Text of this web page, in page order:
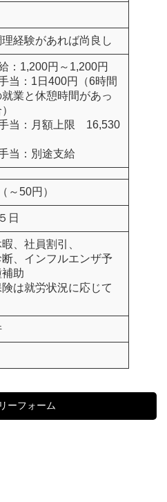
経験があれば尚良し
：1,200円～1,200円
当：1日400円（6時間
就業と休憩時間があっ
当：月額上限 16,530
当：別途支給
～50円）
日
、社員割引、
、インフルエンザ予
補助
は就労状況に応じて
ーフォーム